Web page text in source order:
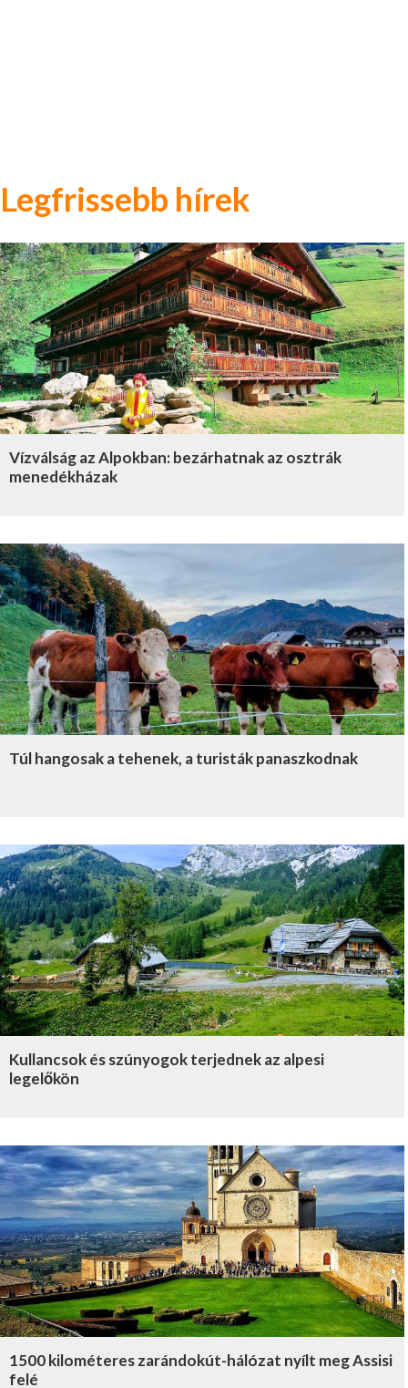
Legfrissebb hírek
Vízválság az Alpokban: bezárhatnak az osztrák
menedékházak
Túl hangosak a tehenek, a turisták panaszkodnak
Kullancsok és szúnyogok terjednek az alpesi
legelőkön
1500 kilométeres zarándokút-hálózat nyílt meg Assisi
felé